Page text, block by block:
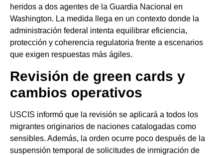
heridos a dos agentes de la Guardia Nacional en
Washington. La medida llega en un contexto donde la
administración federal intenta equilibrar eficiencia,
protección y coherencia regulatoria frente a escenarios
que exigen respuestas más ágiles.
Revisión de green cards y
cambios operativos
USCIS informó que la revisión se aplicará a todos los
migrantes originarios de naciones catalogadas como
sensibles. Además, la orden ocurre poco después de la
suspensión temporal de solicitudes de inmigración de